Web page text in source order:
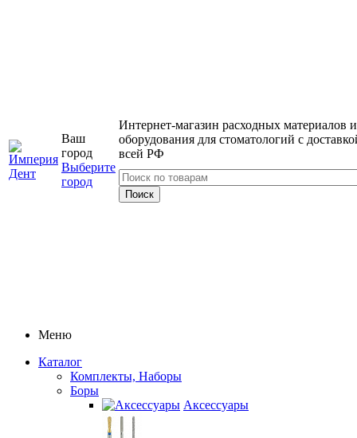
Ваш
город
Выберите
город
Интернет-магазин расходных материалов и
оборудования для стоматологий с
всей РФ
Меню
Каталог
Комплекты, Наборы
Боры
Аксессуары